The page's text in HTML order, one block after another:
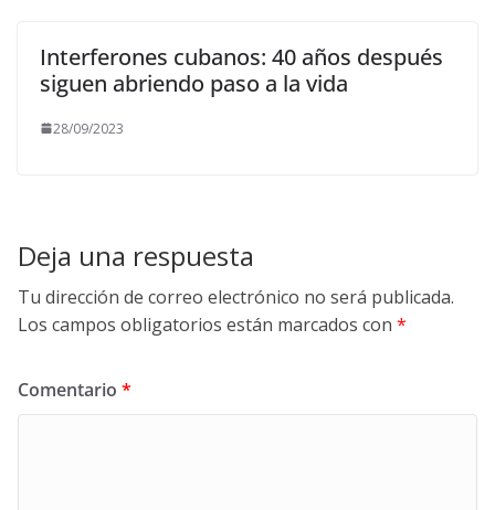
Interferones cubanos: 40 años después
siguen abriendo paso a la vida
28/09/2023
Deja una respuesta
Tu dirección de correo electrónico no será publicada.
Los campos obligatorios están marcados con *
Comentario *